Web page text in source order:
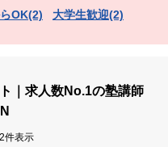
OK(2) 大学生歓迎(2)
｜求人数No.1の塾講師
件表示